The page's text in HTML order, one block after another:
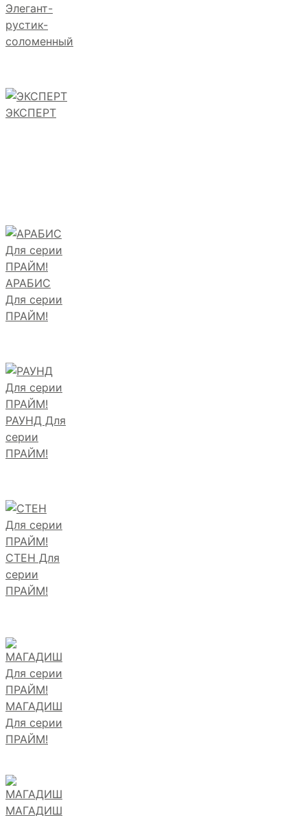
Элегант-
рустик-
соломенный
ЭКСПЕРТ
АРАБИС
Для серии
ПРАЙМ!
РАУНД Для
серии
ПРАЙМ!
СТЕН Для
серии
ПРАЙМ!
МАГАДИШ
Для серии
ПРАЙМ!
МАГАДИШ